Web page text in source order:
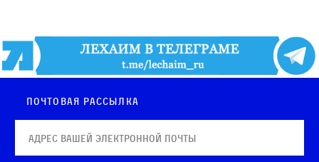
Почтовая рассылка